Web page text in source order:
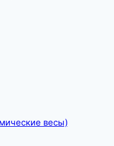
весы)